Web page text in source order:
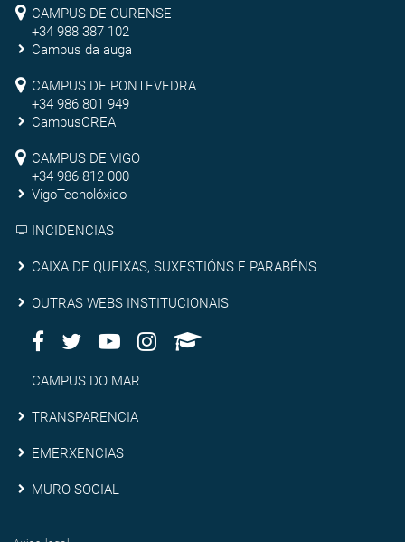
Campus
de
Ourense
CAMPUS DE OURENSE
+34 988 387 102
Campus da auga
Campus
de
Pontevedra
CAMPUS DE PONTEVEDRA
+34 986 801 949
CampusCREA
Campus
de
Vigo
CAMPUS DE VIGO
+34 986 812 000
VigoTecnolóxico
INCIDENCIAS
Caixa
de
queixas,
suxestións
e
parabéns
CAIXA DE QUEIXAS, SUXESTIÓNS E PARABÉNS
Outras
webs
institucionais
OUTRAS WEBS INSTITUCIONAIS
Redes
Sociais
Facebook
TwitterYoutubeInstagram
AppleU
Campus
do
Mar
CAMPUS DO MAR
Transparencia
TRANSPARENCIA
Emerxencias
EMERXENCIAS
Muro
social
MURO SOCIAL